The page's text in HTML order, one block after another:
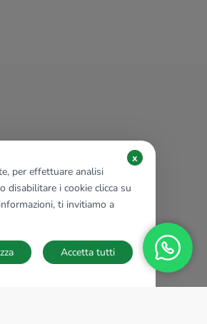
per effettuare analisi
disabilitare i cookie clicca su
ti invitiamo a
x
Accetta tutti